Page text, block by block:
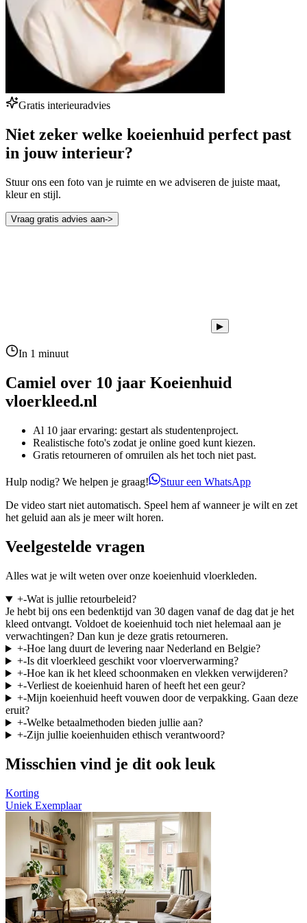
Gratis interieuradvies
Niet zeker welke koeienhuid perfect past
in jouw interieur?
Stuur ons een foto van je ruimte en we adviseren de juiste maat,
kleur en stijl.
Vraag gratis advies aan->
▶
In 1 minuut
Camiel over 10 jaar Koeienhuid
vloerkleed.nl
Al 10 jaar ervaring: gestart als studentenproject.
Realistische foto's zodat je online goed kunt kiezen.
Gratis retourneren of omruilen als het toch niet past.
Hulp nodig? We helpen je graag!
Stuur een WhatsApp
De video start niet automatisch. Speel hem af wanneer je wilt en zet
het geluid aan als je meer wilt horen.
Veelgestelde vragen
Alles wat je wilt weten over onze koeienhuid vloerkleden.
+-Wat is jullie retourbeleid?
Je hebt bij ons een bedenktijd van 30 dagen vanaf de dag dat je het
kleed ontvangt. Voldoet de koeienhuid toch niet helemaal aan je
verwachtingen? Dan kun je deze gratis retourneren.
+-Hoe lang duurt de levering naar Nederland en Belgie?
+-Is dit vloerkleed geschikt voor vloerverwarming?
+-Hoe kan ik het kleed schoonmaken en vlekken verwijderen?
+-Verliest de koeienhuid haren of heeft het een geur?
+-Mijn koeienhuid heeft vouwen door de verpakking. Gaan deze
eruit?
+-Welke betaalmethoden bieden jullie aan?
+-Zijn jullie koeienhuiden ethisch verantwoord?
Misschien vind je dit ook leuk
Korting
Uniek Exemplaar